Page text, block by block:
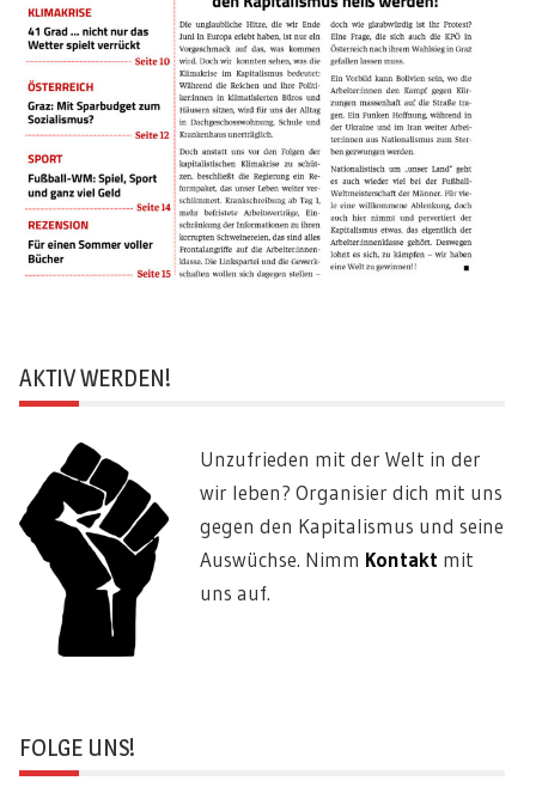
AKTIV WERDEN!
Unzufrieden mit der Welt in der
wir leben? Organisier dich mit uns
gegen den Kapitalismus und seine
Auswüchse. Nimm Kontakt mit
uns auf.
FOLGE UNS!